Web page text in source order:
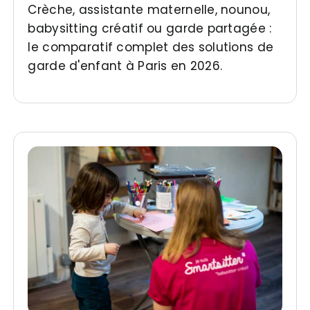
Crèche, assistante maternelle, nounou,
babysitting créatif ou garde partagée :
le comparatif complet des solutions de
garde d'enfant à Paris en 2026.